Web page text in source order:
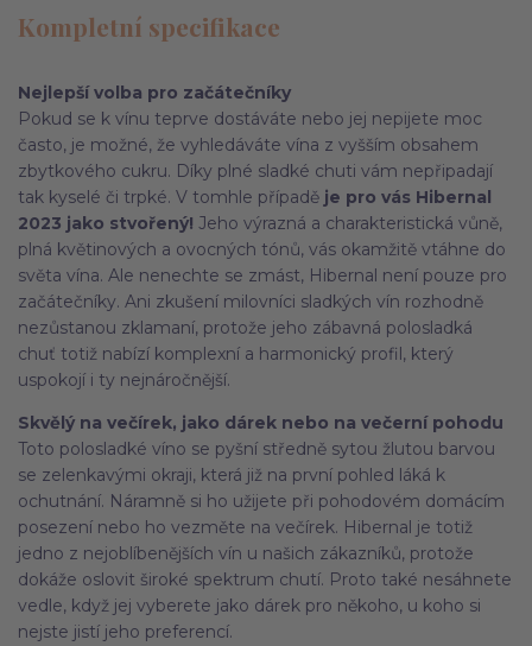
Kompletní specifikace
Nejlepší volba pro začátečníky
Pokud se k vínu teprve dostáváte nebo jej nepijete moc
často, je možné, že vyhledáváte vína z vyšším obsahem
zbytkového cukru. Díky plné sladké chuti vám nepřipadají
tak kyselé či trpké. V tomhle případě je pro vás Hibernal
2023 jako stvořený! Jeho výrazná a charakteristická vůně,
plná květinových a ovocných tónů, vás okamžitě vtáhne do
světa vína. Ale nenechte se zmást, Hibernal není pouze pro
začátečníky. Ani zkušení milovníci sladkých vín rozhodně
nezůstanou zklamaní, protože jeho zábavná polosladká
chuť totiž nabízí komplexní a harmonický profil, který
uspokojí i ty nejnáročnější.
Skvělý na večírek, jako dárek nebo na večerní pohodu
Toto polosladké víno se pyšní středně sytou žlutou barvou
se zelenkavými okraji, která již na první pohled láká k
ochutnání. Náramně si ho užijete při pohodovém domácím
posezení nebo ho vezměte na večírek. Hibernal je totiž
jedno z nejoblíbenějších vín u našich zákazníků, protože
dokáže oslovit široké spektrum chutí. Proto také nesáhnete
vedle, když jej vyberete jako dárek pro někoho, u koho si
nejste jistí jeho preferencí.